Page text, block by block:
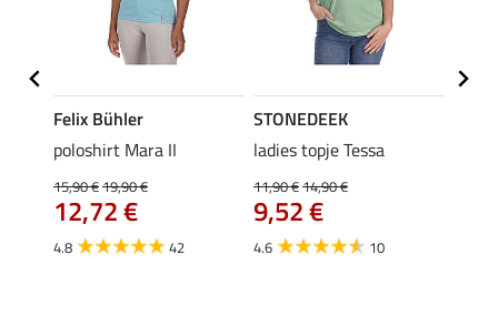
Felix Bühler
poloshirt Mara II
15,90 €19,90 €
12,72 €
4.8 42
STONEDEEK
ladies topje Tessa
11,90 €14,90 €
9,52 €
4.6 10